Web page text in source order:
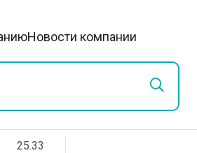
Новости компании
25.33